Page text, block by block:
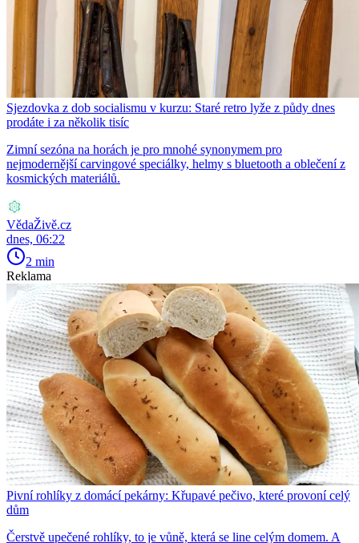
Sjezdovka z dob socialismu v kurzu: Staré retro lyže z půdy dnes
prodáte i za několik tisíc
Zimní sezóna na horách je pro mnohé synonymem pro
nejmodernější carvingové speciálky, helmy s bluetooth a oblečení z
kosmických materiálů.
VědaŽivě.cz
dnes, 06:22
2 min
Reklama
Pivní rohlíky z domácí pekárny: Křupavé pečivo, které provoní celý
dům
Čerstvě upečené rohlíky, to je vůně, která se line celým domem. A